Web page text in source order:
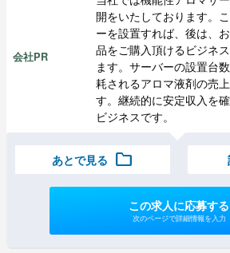
会社PR
開をいたしております。
ーを設置すれば、後は、
品をご購入頂けるビジネ
ます。サーバーの設置台
耗されるアロマ液剤の売
す。継続的に安定収入を
ビジネスです。
あとで見る folder
この求人に応募する
次のページで詳細情報を入力